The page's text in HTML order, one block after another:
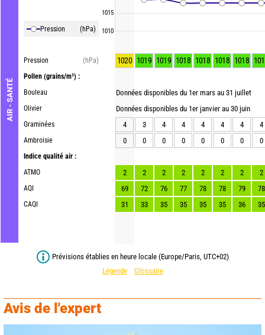
AIR - SANTÉ
Pression (hPa)
Pression
(hPa)
Pollen (grains/m³) :
Bouleau
Olivier
Graminées
Ambroisie
Indice qualité air :
ATMO
AQI
CAQI
1015
1010
1020 1019 1019 1018 1018 1018 1018
Données disponibles du 1er mars au 31 juillet
Données disponibles du 1er janvier au 30 juin
4
3 4 4 4 4 4
4
0
0 0 0 0 0 0 0
2 2 2 2 2 2 2
2
69
72 76 77 78 78 79
78
31
33 35 35 35 35 36 35
Prévisions établies en heure locale (Europe/Paris, UTC+02)
Légende
Glossaire
Avis de l'expert